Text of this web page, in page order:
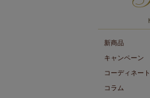
新商品
キャンペーン
コーディネート
コラム